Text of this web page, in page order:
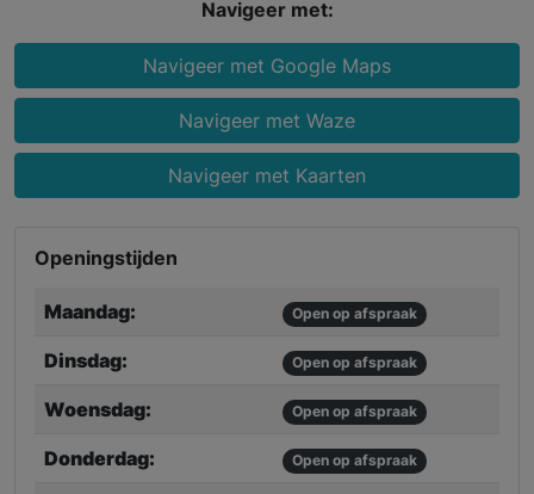
Navigeer met:
Navigeer met Google Maps
Navigeer met Waze
Navigeer met Kaarten
Openingstijden
Maandag: Open op afspraak
Dinsdag: Open op afspraak
Woensdag: Open op afspraak
Donderdag: Open op afspraak